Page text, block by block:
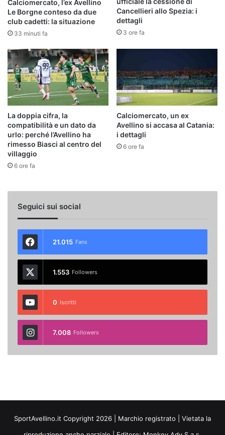
Calciomercato, l’ex Avellino
Le Borgne conteso da due
club cadetti: la situazione
33 minuti fa
Cancellieri allo Spezia: i
dettagli
3 ore fa
La doppia cifra, la
compatibilità e un dato da
urlo: perché l’Avellino ha
rimesso Biasci al centro del
villaggio
6 ore fa
Calciomercato, un ex
Avellino si accasa al Catania:
i dettagli
6 ore fa
Seguici sui social
21.015 Fans
1.553 Followers
0 Iscritti
7.008 Followers
SportAvellino.it Copyright 2026 | Marchio registrato | Vietata la